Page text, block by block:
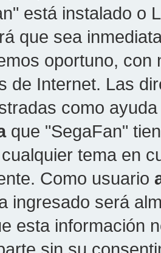
está instalado o
que sea
oportuno, con
de Internet. Las
como
que "SegaFan"
tema en
Como usuario
ingresado será
esta información